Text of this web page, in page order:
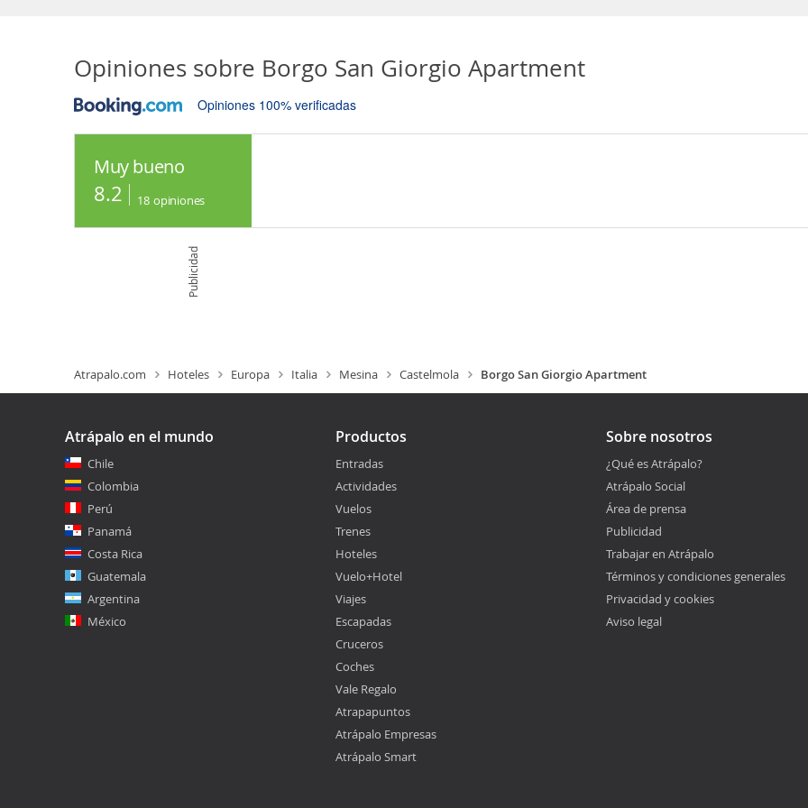
Opiniones sobre Borgo San Giorgio Apartment
Opiniones 100% verificadas
Muy bueno
8.2 18 opiniones
Publicidad
Atrapalo.com Hoteles Europa Italia Mesina Castelmola Borgo San Giorgio Apartment
Atrápalo en el mundo
Chile
Colombia
Perú
Panamá
Costa Rica
Guatemala
Argentina
México
Productos
Entradas
Actividades
Vuelos
Trenes
Hoteles
Vuelo+Hotel
Viajes
Escapadas
Cruceros
Coches
Vale Regalo
Atrapapuntos
Atrápalo Empresas
Atrápalo Smart
Sobre nosotros
¿Qué es Atrápalo?
Atrápalo Social
Área de prensa
Publicidad
Trabajar en Atrápalo
Términos y condiciones generales
Privacidad y cookies
Aviso legal